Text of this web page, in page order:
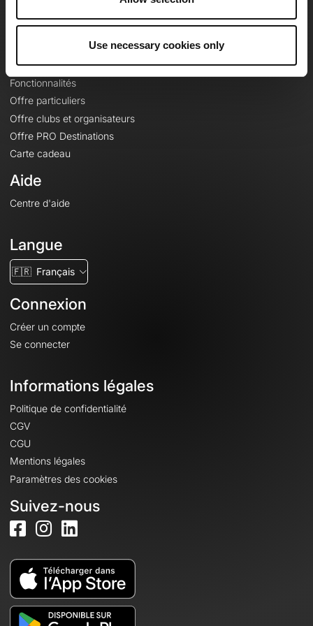
Use necessary cookies only
Le Mag'
Fonds de cartes topographiques
Fonctionnalités
Offre particuliers
Offre clubs et organisateurs
Offre PRO Destinations
Carte cadeau
Aide
Centre d'aide
Langue
🇫🇷 Français
Connexion
Créer un compte
Se connecter
Informations légales
Politique de confidentialité
CGV
CGU
Mentions légales
Paramètres des cookies
Suivez-nous